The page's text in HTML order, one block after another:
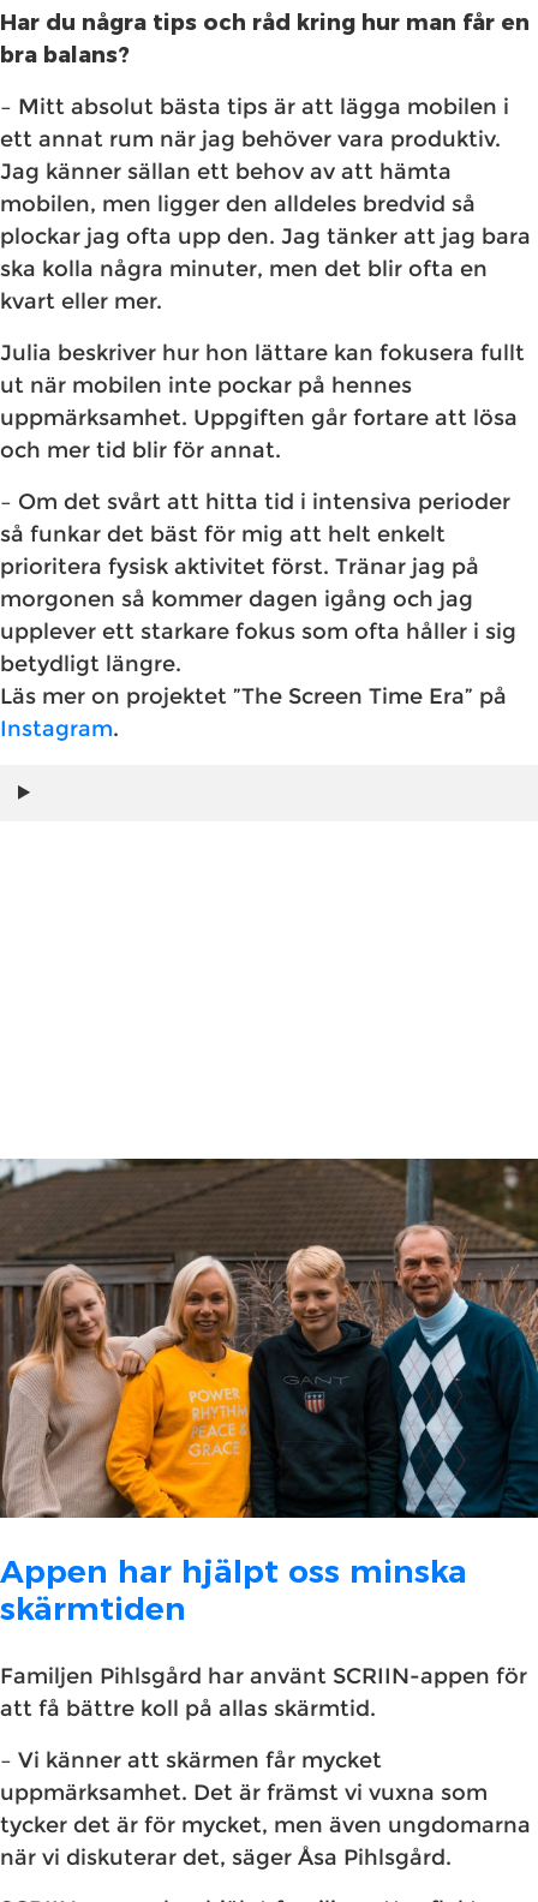
Har du några tips och råd kring hur man får en
bra balans?
– Mitt absolut bästa tips är att lägga mobilen i
ett annat rum när jag behöver vara produktiv.
Jag känner sällan ett behov av att hämta
mobilen, men ligger den alldeles bredvid så
plockar jag ofta upp den. Jag tänker att jag bara
ska kolla några minuter, men det blir ofta en
kvart eller mer.
Julia beskriver hur hon lättare kan fokusera fullt
ut när mobilen inte pockar på hennes
uppmärksamhet. Uppgiften går fortare att lösa
och mer tid blir för annat.
– Om det svårt att hitta tid i intensiva perioder
så funkar det bäst för mig att helt enkelt
prioritera fysisk aktivitet först. Tränar jag på
morgonen så kommer dagen igång och jag
upplever ett starkare fokus som ofta håller i sig
betydligt längre.
Läs mer on projektet ”The Screen Time Era” på
Instagram.
Appen har hjälpt oss minska
skärmtiden
Familjen Pihlsgård har använt SCRIIN-appen för
att få bättre koll på allas skärmtid.
– Vi känner att skärmen får mycket
uppmärksamhet. Det är främst vi vuxna som
tycker det är för mycket, men även ungdomarna
när vi diskuterar det, säger Åsa Pihlsgård.